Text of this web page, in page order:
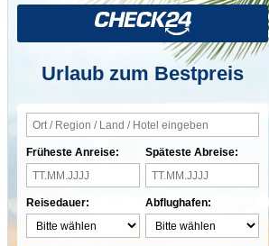
Urlaub zum Bestpreis
Früheste Anreise:
Reisedauer:
Späteste Abreise:
Abflughafen: